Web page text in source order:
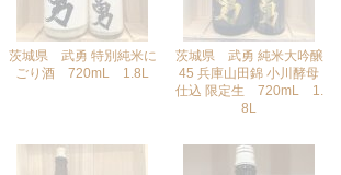
茨城県 武勇 特別純米に
ごり酒 720mL 1.8L
茨城県 武勇 純米大吟醸
45 兵庫山田錦 小川酵母
仕込 限定生 720mL 1.
8L